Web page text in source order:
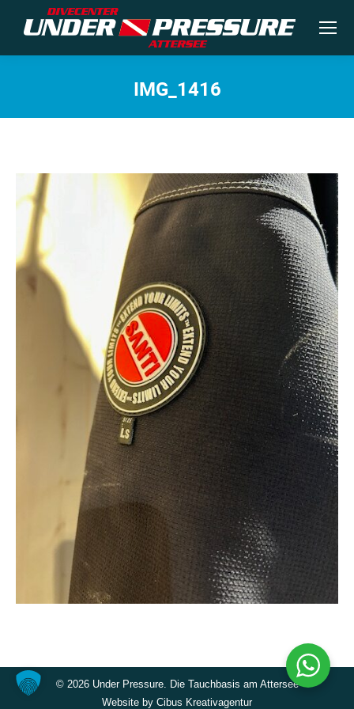
IMG_1416
© 2026 Under Pressure. Die Tauchbasis am Attersee
Website by Cibus Kreativagentur